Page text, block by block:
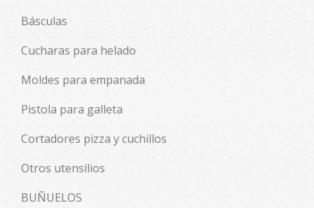
Básculas
Cucharas para helado
Moldes para empanada
Pistola para galleta
Cortadores pizza y cuchillos
Otros utensilios
BUÑUELOS